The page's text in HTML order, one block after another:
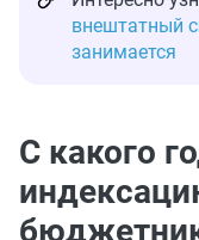
внештатный
занимается
С какого